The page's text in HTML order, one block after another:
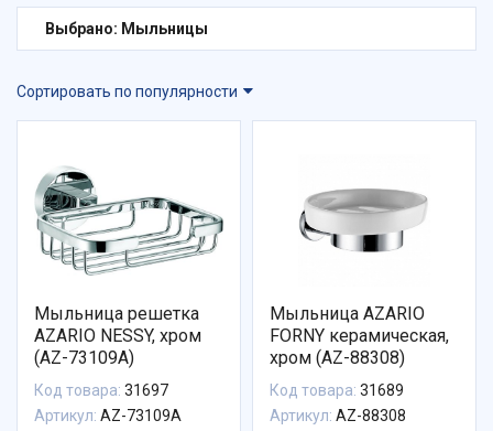
Выбрано: Мыльницы
Сортировать по популярности
Мыльница решетка
AZARIO NESSY, хром
(AZ-73109A)
Код товара: 31697
Артикул: AZ-73109A
Мыльница AZARIO
FORNY керамическая,
хром (AZ-88308)
Код товара: 31689
Артикул: AZ-88308